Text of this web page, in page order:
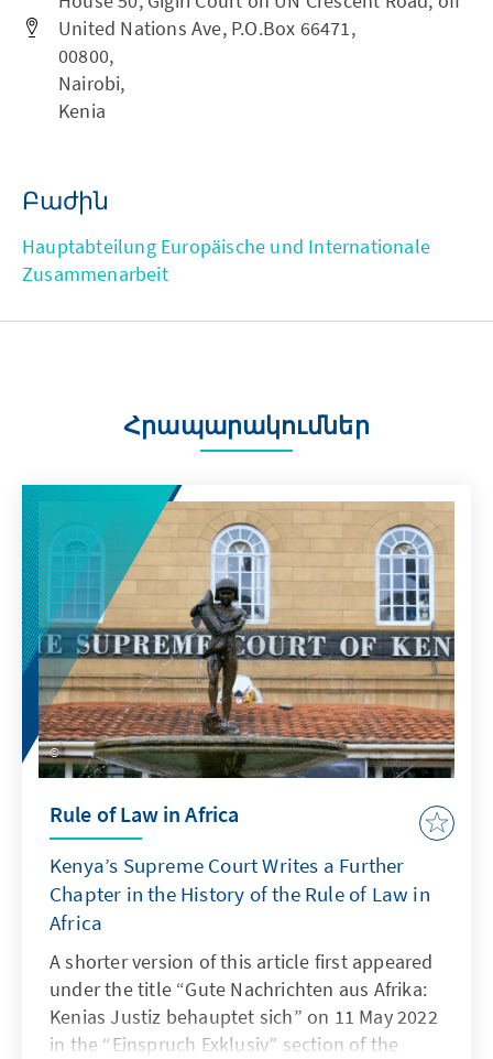
United Nations Ave, P.O.Box 66471,
00800,
Nairobi,
Kenia
Բաժին
Hauptabteilung Europäische und Internationale
Zusammenarbeit
Հրապարակումներ
Rule of Law in Africa
Kenya’s Supreme Court Writes a Further
Chapter in the History of the Rule of Law in
Africa
A shorter version of this article first appeared
under the title “Gute Nachrichten aus Afrika:
Kenias Justiz behauptet sich” on 11 May 2022
in the “Einspruch Exklusiv” section of the